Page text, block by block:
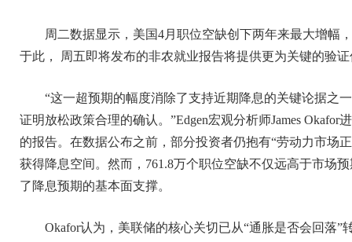
周二数据显示，美国4月职位空缺创下两年来最大增幅
于此， 周五即将发布的非农就业报告将提供更为关键的验
“这一超预期的幅度消除了支持近期降息的关键论据之
证明放松政策合理的确认。”Edgen宏观分析师James
的报告。在数据公布之前，部分投资者仍抱有“劳动力市场
获得降息空间。然而，761.8万个职位空缺不仅远高于市场
了降息预期的基本面支撑。
Okafor认为，美联储的核心关切已从“通胀是否会回落